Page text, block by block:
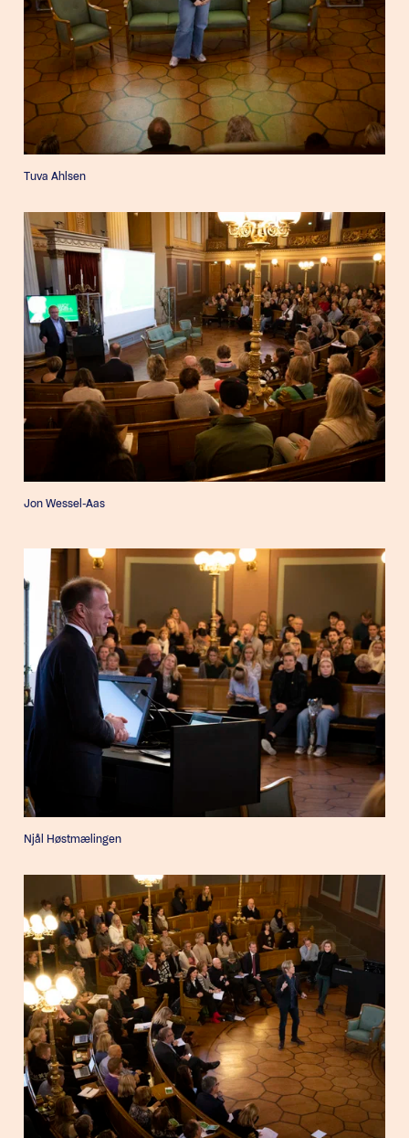
Tuva Ahlsen
Jon Wessel-Aas
Njål Høstmælingen